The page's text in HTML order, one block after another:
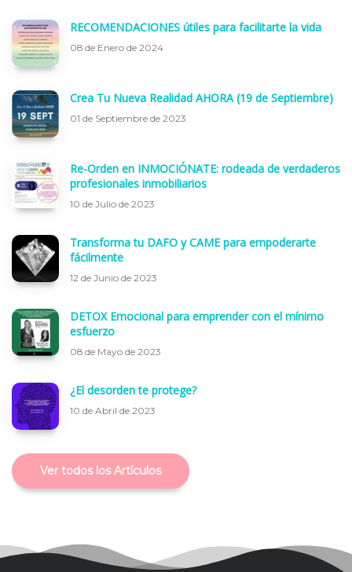
RECOMENDACIONES útiles para facilitarte la vida
08 de Enero de 2024
Crea Tu Nueva Realidad AHORA (19 de Septiembre)
01 de Septiembre de 2023
Re-Orden en INMOCIÓNATE: rodeada de verdaderos
profesionales inmobiliarios
10 de Julio de 2023
Transforma tu DAFO y CAME para empoderarte
fácilmente
12 de Junio de 2023
DETOX Emocional para emprender con el mínimo
esfuerzo
08 de Mayo de 2023
¿El desorden te protege?
10 de Abril de 2023
Ver todos los Artículos